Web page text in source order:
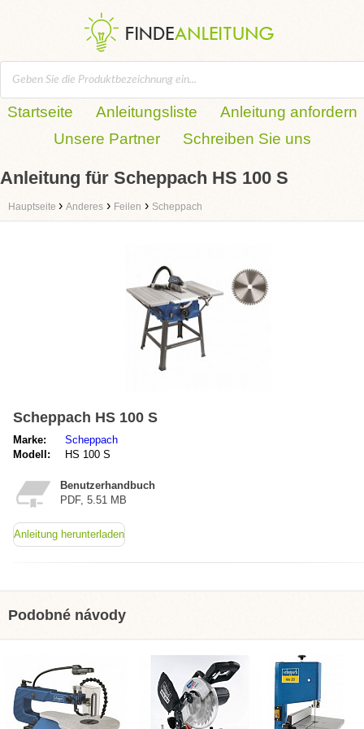
Startseite Anleitungsliste
Anleitung anfordern
Unsere Partner
Schreiben Sie uns
Anleitung für Scheppach HS 100 S
Hauptseite › Anderes › Feilen › Scheppach
Scheppach HS 100 S
Marke:
Scheppach
Modell:
HS 100 S
Benutzerhandbuch
PDF, 5.51 MB
Anleitung herunterladen
Podobné návody